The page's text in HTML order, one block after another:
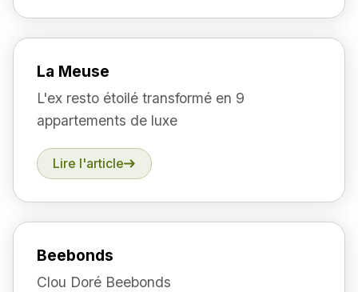
La Meuse
L'ex resto étoilé transformé en 9
appartements de luxe
Lire l'article
Beebonds
Clou Doré Beebonds